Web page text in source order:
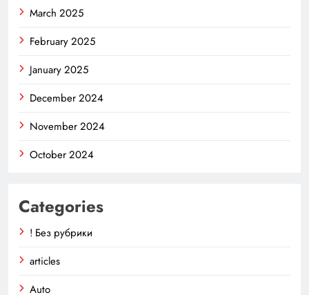
March 2025
February 2025
January 2025
December 2024
November 2024
October 2024
Categories
! Без рубрики
articles
Auto